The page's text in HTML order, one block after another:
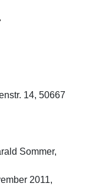
14, 50667
Sommer,
2011,